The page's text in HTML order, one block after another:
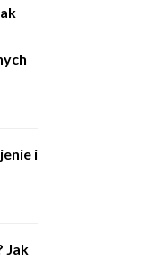
i
Jak